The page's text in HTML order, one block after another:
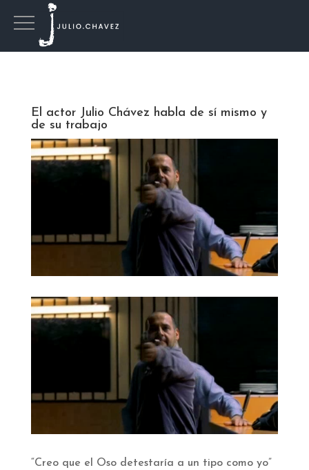
El actor Julio Chávez habla de sí mismo y
de su trabajo
“Creo que el Oso detestaría a un tipo como yo”